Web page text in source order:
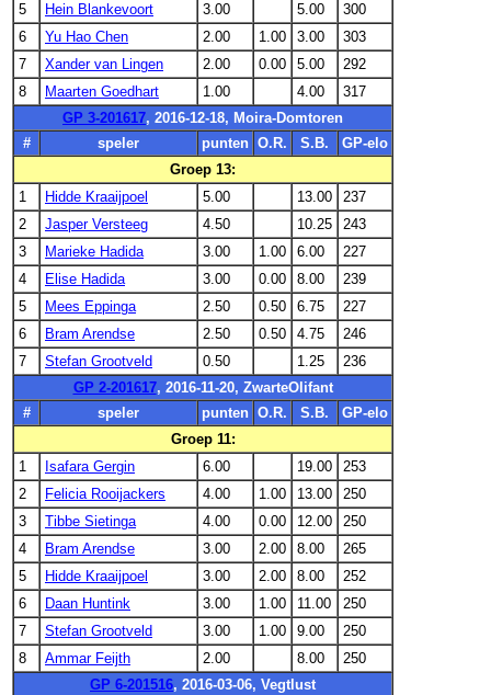
5
Hein Blankevoort 3.00 5.00
300
6
Yu Hao Chen 2.00 1.00 3.00
303
7
Xander van Lingen 2.00 0.00 5.00
292
8
Maarten Goedhart 1.00 4.00
317
GP 3-201617, 2016-12-18, Moira-Domtoren
#
speler punten O.R. S.B.
GP-elo
Groep 13:
1
Hidde Kraaijpoel 5.00 13.00
237
2
Jasper Versteeg 4.50 10.25
243
3
Marieke Hadida 3.00 1.00 6.00
227
4
Elise Hadida 3.00 0.00 8.00
239
5
Mees Eppinga 2.50 0.50 6.75
227
6
Bram Arendse 2.50 0.50 4.75
246
7
Stefan Grootveld 0.50 1.25
236
GP 2-201617, 2016-11-20, ZwarteOlifant
#
speler punten O.R. S.B.
GP-elo
Groep 11:
1
Isafara Gergin 6.00 19.00
253
2
Felicia Rooijackers 4.00 1.00 13.00
250
3
Tibbe Sietinga 4.00 0.00 12.00
250
4
Bram Arendse 3.00 2.00 8.00
265
5
Hidde Kraaijpoel 3.00 2.00 8.00
252
6
Daan Huntink 3.00 1.00 11.00
250
7
Stefan Grootveld 3.00 1.00 9.00
250
8
Ammar Feijth 2.00 8.00
250
GP 6-201516, 2016-03-06, Vegtlust